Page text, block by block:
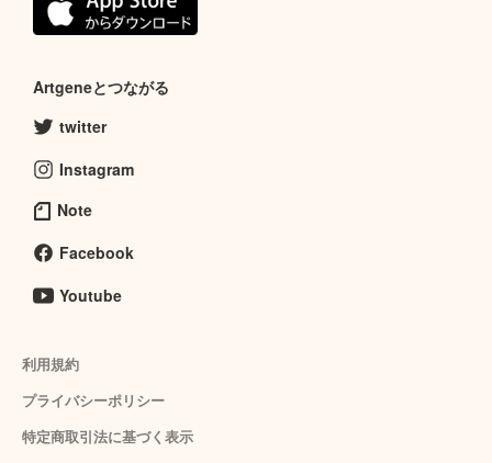
Artgeneとつながる
twitter
Instagram
Note
Facebook
Youtube
利用規約
プライバシーポリシー
特定商取引法に基づく表示